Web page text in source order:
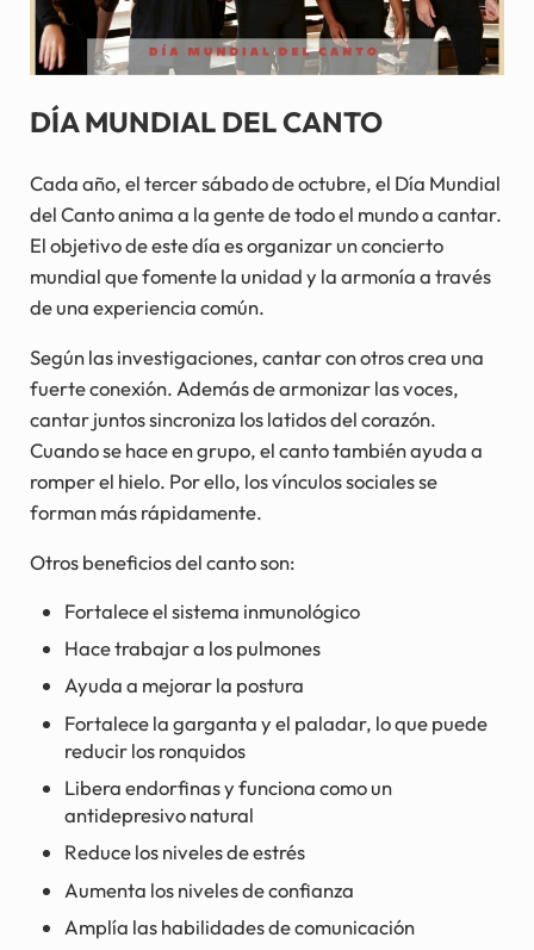
DÍA MUNDIAL DEL CANTO
Cada año, el tercer sábado de octubre, el Día Mundial
del Canto anima a la gente de todo el mundo a cantar.
El objetivo de este día es organizar un concierto
mundial que fomente la unidad y la armonía a través
de una experiencia común.
Según las investigaciones, cantar con otros crea una
fuerte conexión. Además de armonizar las voces,
cantar juntos sincroniza los latidos del corazón.
Cuando se hace en grupo, el canto también ayuda a
romper el hielo. Por ello, los vínculos sociales se
forman más rápidamente.
Otros beneficios del canto son:
Fortalece el sistema inmunológico
Hace trabajar a los pulmones
Ayuda a mejorar la postura
Fortalece la garganta y el paladar, lo que puede
reducir los ronquidos
Libera endorfinas y funciona como un
antidepresivo natural
Reduce los niveles de estrés
Aumenta los niveles de confianza
Amplía las habilidades de comunicación